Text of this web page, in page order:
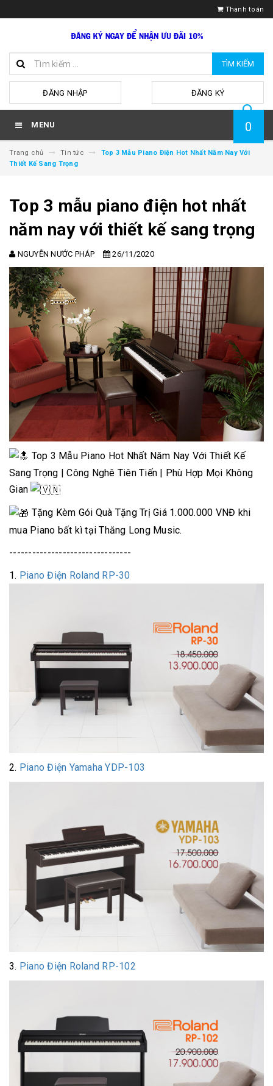
Thanh toán
TÌM KIẾM
ĐĂNG NHẬP ĐĂNG KÝ
MENU 0
Trang chủ Tin tức
Top 3 Mẫu Piano Điện Hot Nhất Năm Nay Với
Thiết Kế Sang Trọng
Top 3 mẫu piano điện hot nhất
năm nay với thiết kế sang trọng
NGUYỄN NƯỚC PHÁP 26/11/2020
Top 3 Mẫu Piano Hot Nhất Năm Nay Với Thiết Kế
Sang Trọng | Công Nghê Tiên Tiến | Phù Hợp Mọi Không
Gian
Tặng Kèm Gói Quà Tặng Trị Giá 1.000.000 VNĐ khi
mua Piano bất kì tại Thăng Long Music.
--------------------------------
1. Piano Điện Roland RP-30
2. Piano Điện Yamaha YDP-103
3. Piano Điện Roland RP-102